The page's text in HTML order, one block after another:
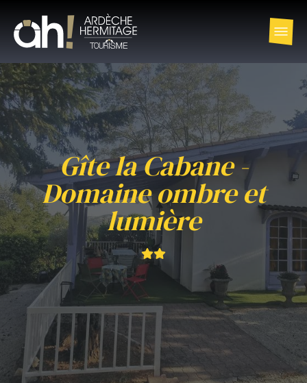
Gîte la Cabane -
Domaine ombre et
lumière